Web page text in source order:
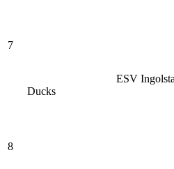
7
ESV
Ducks
8